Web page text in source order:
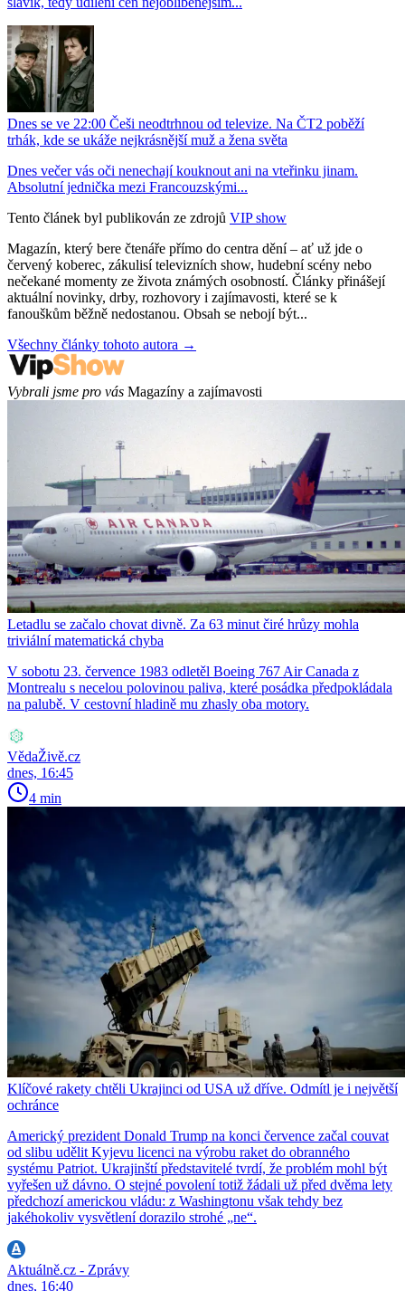
Dnes se ve 22:00 Češi neodtrhnou od televize. Na ČT2 poběží
trhák, kde se ukáže nejkrásnější muž a žena světa
Dnes večer vás oči nenechají kouknout ani na vteřinku jinam.
Absolutní jednička mezi Francouzskými...
Tento článek byl publikován ze zdrojů VIP show
Magazín, který bere čtenáře přímo do centra dění – ať už jde o
červený koberec, zákulisí televizních show, hudební scény nebo
nečekané momenty ze života známých osobností. Články přinášejí
aktuální novinky, drby, rozhovory i zajímavosti, které se k
fanouškům běžně nedostanou. Obsah se nebojí být...
Všechny články tohoto autora →
Vybrali jsme pro vás Magazíny a zajímavosti
Letadlu se začalo chovat divně. Za 63 minut čiré hrůzy mohla
triviální matematická chyba
V sobotu 23. července 1983 odletěl Boeing 767 Air Canada z
Montrealu s necelou polovinou paliva, které posádka předpokládala
na palubě. V cestovní hladině mu zhasly oba motory.
VědaŽivě.cz
dnes, 16:45
4 min
Klíčové rakety chtěli Ukrajinci od USA už dříve. Odmítl je i největší
ochránce
Americký prezident Donald Trump na konci července začal couvat
od slibu udělit Kyjevu licenci na výrobu raket do obranného
systému Patriot. Ukrajinští představitelé tvrdí, že problém mohl být
vyřešen už dávno. O stejné povolení totiž žádali už před dvěma lety
předchozí americkou vládu: z Washingtonu však tehdy bez
jakéhokoliv vysvětlení dorazilo strohé „ne“.
Aktuálně.cz - Zprávy
dnes, 16:40